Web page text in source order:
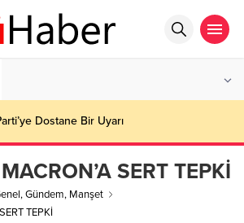
Dostane Bir Uyarı
SERT TEPKİ
,Gündem, Manşet
TEPKİ